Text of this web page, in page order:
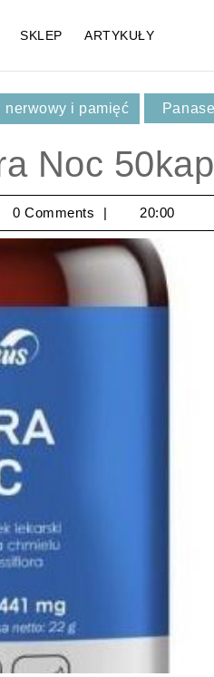
SKLEP ARTYKUŁY
nerwowy i pamięć
Noc
0 Comments 20:00